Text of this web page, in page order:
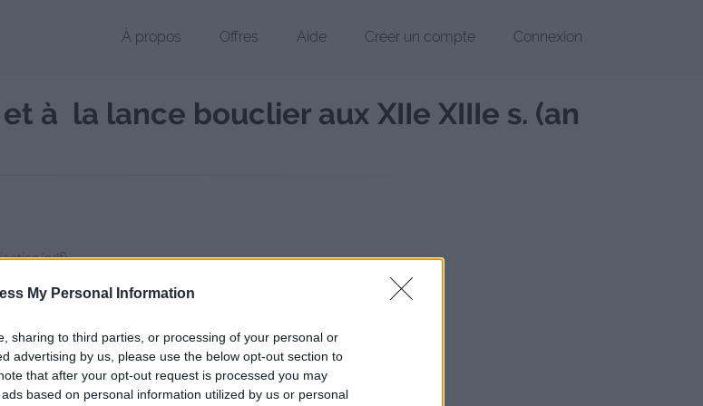
My Personal Information
sharing to third parties, or processing of your personal or
advertising by us, please use the below opt-out section to
that after your opt-out request is processed you may
based on personal information utilized by us or personal
À propos Offres Aide Créer un compte Connexion
à la lance bouclier aux XIIe XIIIe s. (an
pdf)
3 mars 2013 à 19:25, depuis l'adresse IP 82.67.x.x (France)
a été vue 1438 fois depuis l'envoi du fichier
03/03/le-combat-a-l-epee-bouclier-et-a-la-lance-bou/